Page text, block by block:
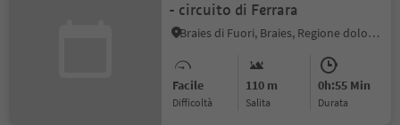
- circuito di Ferrara
Braies di Fuori, Braies, Regione dolomitica 3 Cime
Facile
Difficoltà
110 m
Salita
0h:55 Min
durata